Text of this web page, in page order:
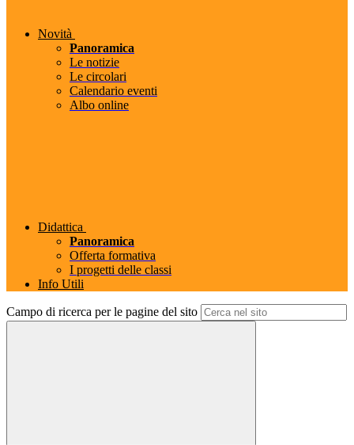
Novità
Panoramica
Le notizie
Le circolari
Calendario eventi
Albo online
Didattica
Panoramica
Offerta formativa
I progetti delle classi
Info Utili
Campo di ricerca per le pagine del sito